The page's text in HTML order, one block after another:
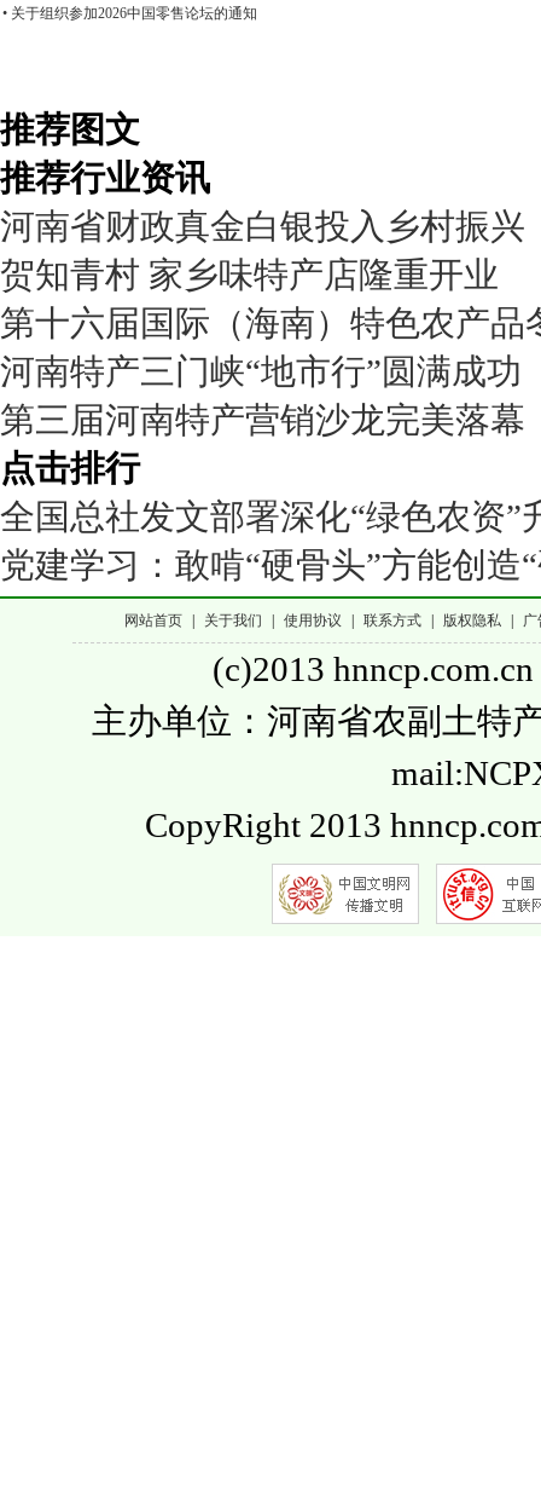
• 关于组织参加2026中国零售论坛的通知
推荐图文
推荐行业资讯
河南省财政真金白银投入乡村振兴
贺知青村 家乡味特产店隆重开业
第十六届国际（海南）特色农产
河南特产三门峡“地市行”圆满成功
第三届河南特产营销沙龙完美落幕
点击排行
全国总社发文部署深化“绿色农资”
党建学习：敢啃“硬骨头”方能创造
网站首页 关于我们 使用协议 联系方式 版权隐私 广
(c)2013
主办单位：河南省农副土特
CopyRight 2013